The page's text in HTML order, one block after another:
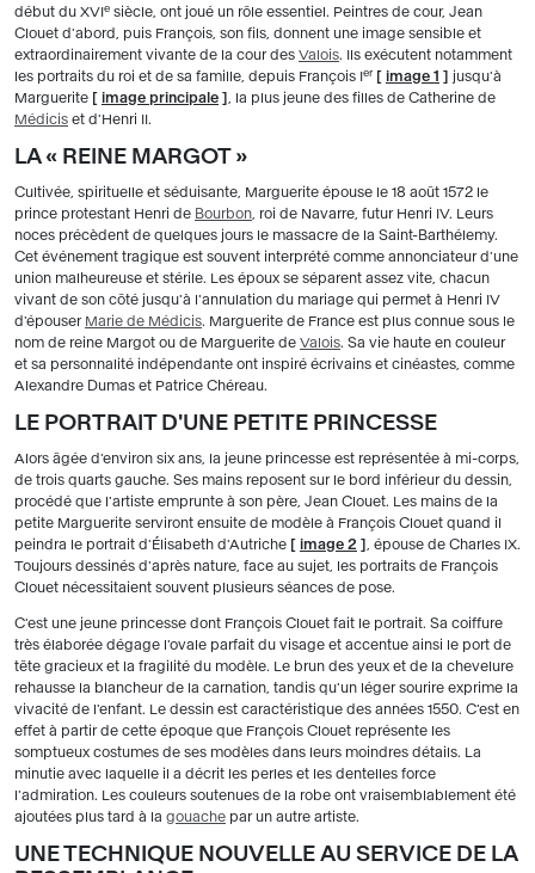
début du XVI e siècle, ont joué un rôle essentiel. Peintres de cour, Jean
Clouet d'abord, puis François, son fils, donnent une image sensible et
extraordinairement vivante de la cour des Valois. Ils exécutent notamment
les portraits du roi et de sa famille, depuis François I er [ image 1 ] jusqu'à
Marguerite [ image principale ]
, la plus jeune des filles de Catherine de
Médicis et d'Henri II.
LA « REINE MARGOT »
Cultivée, spirituelle et séduisante, Marguerite épouse le 18 août 1572 le
prince protestant Henri de Bourbon , roi de Navarre, futur Henri IV. Leurs
noces précèdent de quelques jours le massacre de la Saint-Barthélemy.
Cet événement tragique est souvent interprété comme annonciateur d'une
union malheureuse et stérile. Les époux se séparent assez vite, chacun
vivant de son côté jusqu'à l'annulation du mariage qui permet à Henri IV
d'épouser Marie de Médicis. Marguerite de France est plus connue sous le
nom de reine Margot ou de Marguerite de Valois. Sa vie haute en couleur
et sa personnalité indépendante ont inspiré écrivains et cinéastes, comme
Alexandre Dumas et Patrice Chéreau.
LE PORTRAIT D'UNE PETITE PRINCESSE
Alors âgée d'environ six ans, la jeune princesse est représentée à mi-corps,
de trois quarts gauche. Ses mains reposent sur le bord inférieur du dessin,
procédé que l'artiste emprunte à son père, Jean Clouet. Les mains de la
petite Marguerite serviront ensuite de modèle à François Clouet quand il
peindra le portrait d'Élisabeth d'Autriche [ image 2 ]
, épouse de Charles IX.
Toujours dessinés d'après nature, face au sujet, les portraits de François
Clouet nécessitaient souvent plusieurs séances de pose.
C'est une jeune princesse dont François Clouet fait le portrait. Sa coiffure
très élaborée dégage l'ovale parfait du visage et accentue ainsi le port de
tête gracieux et la fragilité du modèle. Le brun des yeux et de la chevelure
rehausse la blancheur de la carnation, tandis qu'un léger sourire exprime la
vivacité de l'enfant. Le dessin est caractéristique des années 1550. C'est en
effet à partir de cette époque que François Clouet représente les
somptueux costumes de ses modèles dans leurs moindres détails. La
minutie avec laquelle il a décrit les perles et les dentelles force
l'admiration. Les couleurs soutenues de la robe ont vraisemblablement été
ajoutées plus tard à la gouache par un autre artiste.
UNE TECHNIQUE NOUVELLE AU SERVICE DE LA